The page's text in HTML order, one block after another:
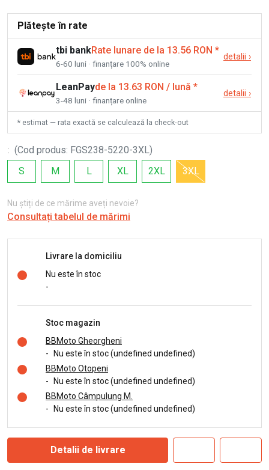
Plătește în rate
tbi bankRate lunare de la 13.56 RON *
6-60 luni · finanțare 100% online
detalii ›
LeanPayde la 13.63 RON / lună *
3-48 luni · finanțare online
detalii ›
* estimat — rata exactă se calculează la check-out
: (Cod produs: FGS238-5220-3XL)
S
M L XL 2XL 3XL
Nu știți de ce mărime aveți nevoie?
Consultați tabelul de mărimi
Livrare la domiciliu
Nu este în stoc
-
Stoc magazin
BBMoto Gheorgheni
-
Nu este în stoc (undefined undefined)
BBMoto Otopeni
-
Nu este în stoc (undefined undefined)
BBMoto Câmpulung M.
-
Nu este în stoc (undefined undefined)
Detalii de livrare